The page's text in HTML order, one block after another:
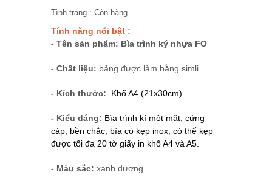
Tình trạng : Còn hàng
Tính năng nổi bật :
- Tên sản phẩm: Bìa trình ký nhựa FO
- Chất liệu: bảng được làm bằng simli.
- Kích thước: Khổ A4 (21x30cm)
- Kiểu dáng: Bìa trình kí một mặt, cứng
cáp, bền chắc, bìa có kẹp inox, có thể kẹp
được tối đa 20 tờ giấy in khổ A4 và A5.
- Màu sắc: xanh dương